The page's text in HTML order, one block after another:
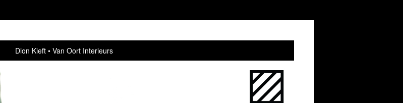
Dion Kieft Van Oort Interieurs